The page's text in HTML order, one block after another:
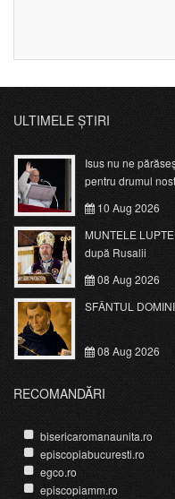
ULTIMELE ȘTIRI
Isus nu ne
pentru drumul
10 Aug 2026
MUNTELE
după Rusalii
08 Aug 2026
SFÂNTUL
08 Aug 2026
RECOMANDĂRI
bisericaromanaunita.ro
episcopiabucuresti.ro
egco.ro
episcopiamm.ro